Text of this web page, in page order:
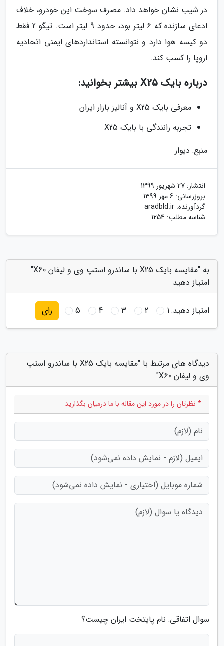
در شیب نشان خواهد داد. مصرف سوخت این خودرو، خلاف
ادعای سازنده که 6 لیتر بود، حدود 9 لیتر است. تیگو 2 فقط
دو کیسه هوا دارد و نتوانسته استانداردهای ایمنی اتحادیه
اروپا را کسب کند.
درباره بایک X25 بیشتر بخوانید:
معرفی بایک X25 و آنالیز بازار ایران
تجربه رانندگی با بایک X25
منبع: دیوار
انتشار: 27 شهریور 1399
بروزرسانی: 6 مهر 1399
گردآورنده: aradbld.ir
شناسه مطلب: 1254
به "مقایسه بایک X25 با ساندرو استپ وی و لیفان X60"
امتیاز دهید
امتیاز دهید:1
2
3
4
5 رای
دیدگاه های مرتبط با "مقایسه بایک X25 با ساندرو استپ
وی و لیفان X60"
* نظرتان را در مورد این مقاله با ما درمیان بگذارید
سوال اتفاقی: نام پایتخت ایران چیست؟